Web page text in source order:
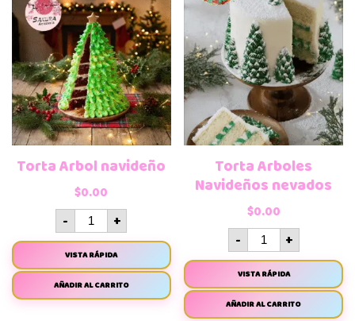
Torta Arbol navideño
$0.00
- +
VISTA RÁPIDA
AÑADIR AL CARRITO
Torta Arboles
Navideños nevados
$0.00
- +
VISTA RÁPIDA
AÑADIR AL CARRITO